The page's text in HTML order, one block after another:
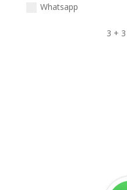
Whatsapp
3 + 3